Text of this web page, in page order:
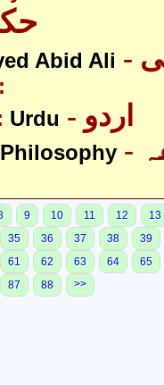
Abid Ali
Urdu - اردو
Philosophy
9 10 11 12
13
35 36 37 38
39
61 62 63 64
65
87 88 >>